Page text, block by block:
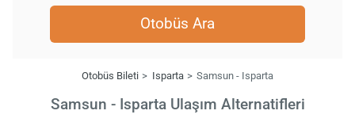
Otobüs Ara
Otobüs Bileti Isparta Samsun - Isparta
Samsun - Isparta Ulaşım Alternatifleri